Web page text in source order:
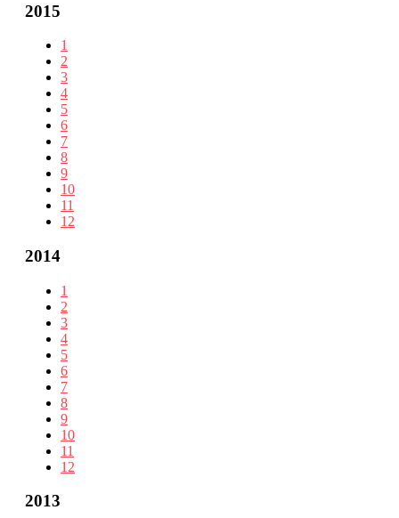
2015
1
2
3
4
5
6
7
8
9
10
11
12
2014
1
2
3
4
5
6
7
8
9
10
11
12
2013